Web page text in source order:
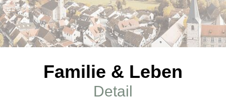
Familie & Leben
Detail